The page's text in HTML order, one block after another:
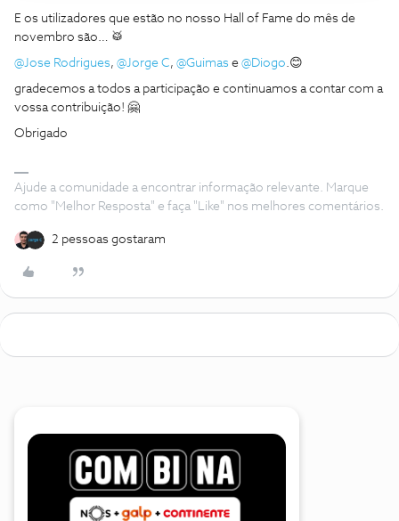
E os utilizadores que estão no nosso Hall of Fame do mês de
novembro são… 🥁
@Jose Rodrigues, @Jorge C, @Guimas e @Diogo .😊
gradecemos a todos a participação e continuamos a contar com a
vossa contribuição! 🤗
Obrigado
Ajude a comunidade a encontrar informação relevante. Marque
como "Melhor Resposta" e faça "Like" nos melhores comentários.
2 pessoas gostaram